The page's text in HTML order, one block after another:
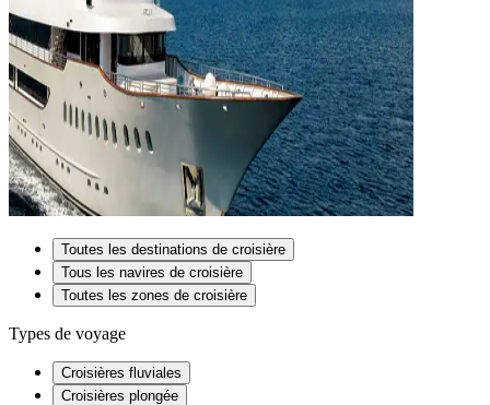
Toutes les destinations de croisière
Tous les navires de croisière
Toutes les zones de croisière
Types de voyage
Croisières fluviales
Croisières plongée